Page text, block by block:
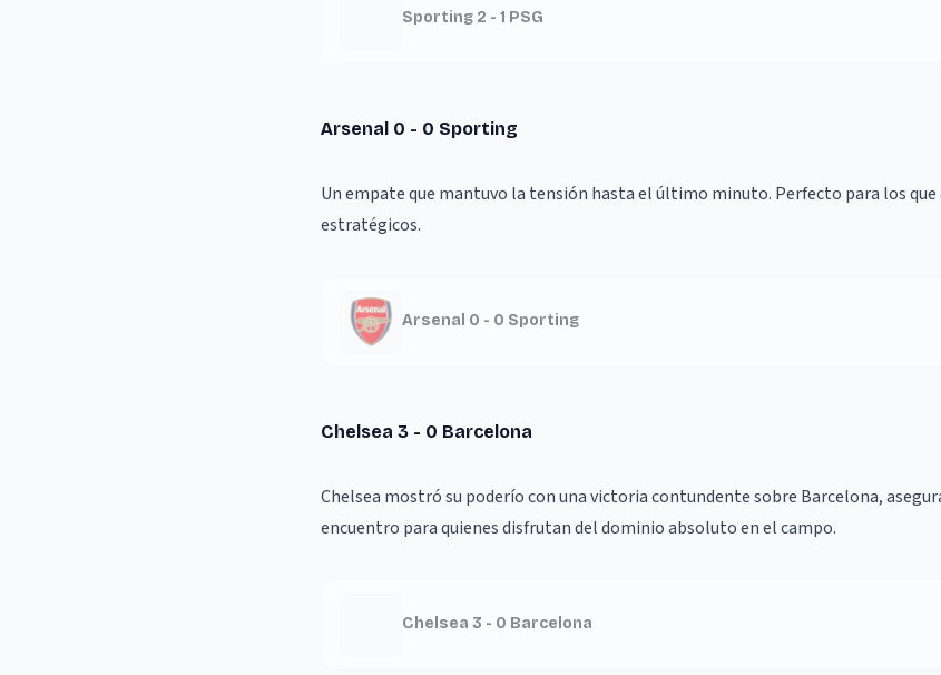
Sporting 2 - 1 PSG
Arsenal 0 - 0 Sporting
Un empate que mantuvo la tensión hasta el último minuto. Perfecto para los que
estratégicos.
Arsenal 0 - 0 Sporting
Chelsea 3 - 0 Barcelona
Chelsea mostró su poderío con una victoria contundente sobre Barcelona,
encuentro para quienes disfrutan del dominio absoluto en el campo.
Chelsea 3 - 0 Barcelona